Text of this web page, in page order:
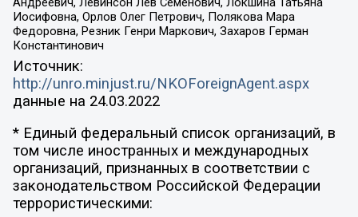
Иосифовна, Орлов Олег Петрович, Полякова Мара
Федоровна, Резник Генри Маркович, Захаров Герман
Константинович
Источник:
http://unro.minjust.ru/NKOForeignAgent.aspx
данные на 24.03.2022
* Единый федеральный список организаций, в
том числе иностранных и международных
организаций, признанных в соответствии с
законодательством Российской Федерации
террористическими: